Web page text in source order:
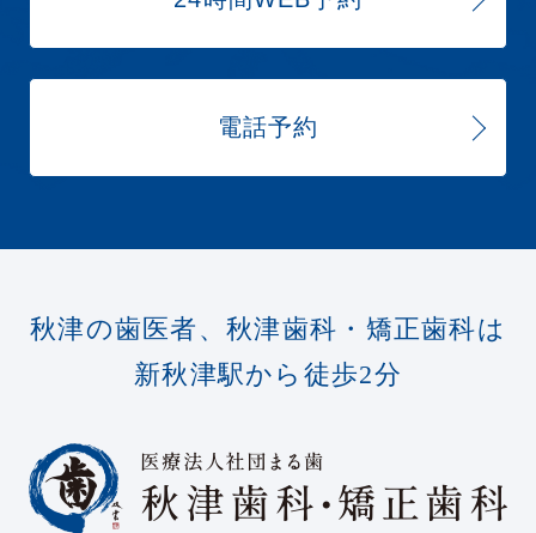
電話予約
秋津の歯医者、秋津歯科・矯正歯科は
新秋津駅から徒歩2分